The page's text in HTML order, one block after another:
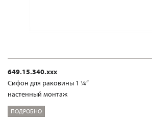
649.15.340.xxx
Сифон для раковины 1 ¼“
настенный монтаж
ПОДРОБНО